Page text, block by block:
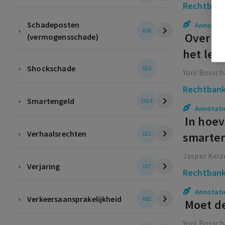
•
Schadeposten
(vermogensschade)
656
• Shockschade 520
• Smartengeld 1924
• Verhaalsrechten 121
• Verjaring 137
• Verkeersaansprakelijkheid 602
Annotatie
het
Yoni
In
letsel
Jasper
Moet
Yoni